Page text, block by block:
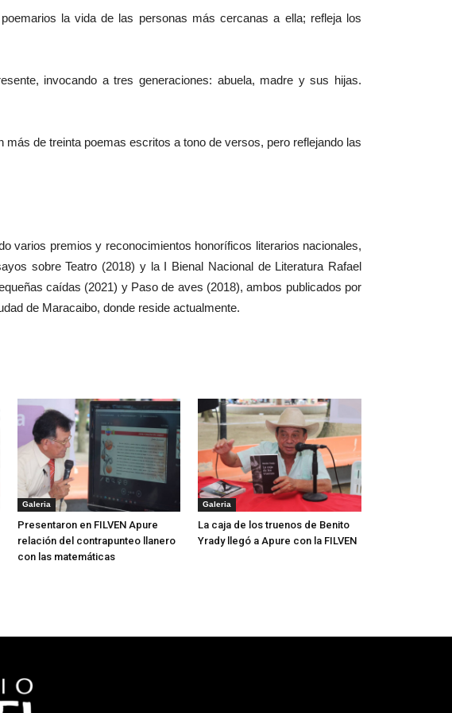
la vida de las personas más cercanas a ella; refleja los
invocando a tres generaciones: abuela, madre y sus hijas.
más de treinta poemas escritos a tono de versos, pero reflejando las
varios premios y reconocimientos honoríficos literarios nacionales,
sobre Teatro (2018) y la I Bienal Nacional de Literatura Rafael
caídas (2021) y Paso de aves (2018), ambos publicados por
de Maracaibo, donde reside actualmente.
Galeria
Presentaron en FILVEN Apure
relación del contrapunteo llanero
con las matemáticas
Galeria
La caja de los truenos de Benito
Yrady llegó a Apure con la FILVEN